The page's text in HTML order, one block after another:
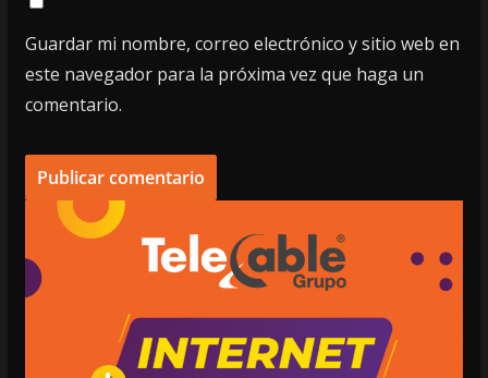
Guardar mi nombre, correo electrónico y sitio web en
este navegador para la próxima vez que haga un
comentario.